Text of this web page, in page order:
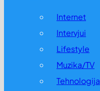
Internet
Intervjui
Lifestyle
Muzika/TV
Tehnologija